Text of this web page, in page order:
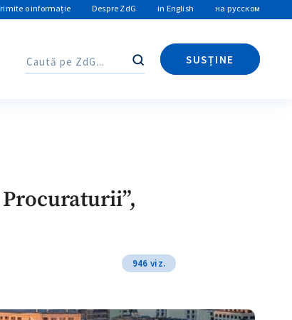
o informație Despre ZdG in English на русском
Caută
SUSȚINE
Caută
946 viz.